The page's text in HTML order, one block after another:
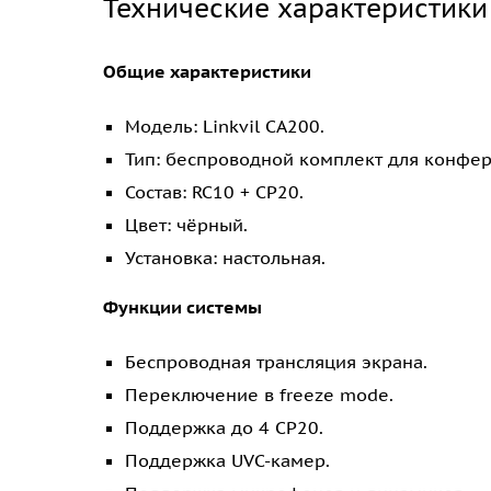
Технические характеристики
Общие характеристики
Модель: Linkvil CA200.
Тип: беспроводной комплект для
Состав: RC10 + CP20.
Цвет: чёрный.
Установка: настольная.
Функции системы
Беспроводная трансляция экрана.
Переключение в freeze mode.
Поддержка до 4 CP20.
Поддержка UVC-камер.